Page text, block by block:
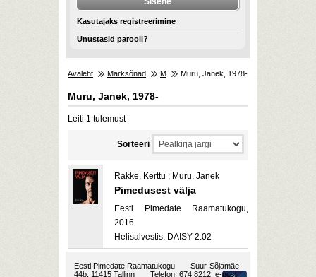
Kasutajaks registreerimine
Unustasid parooli?
Avaleht Märksõnad M Muru, Janek, 1978-
Muru, Janek, 1978-
Leiti 1 tulemust
Sorteeri
Rakke, Kerttu ; Muru, Janek
Pimedusest välja
Eesti Pimedate Raamatukogu,
2016
Helisalvestis, DAISY 2.02
Eesti Pimedate Raamatukogu
Suur-Sõjamäe
44b, 11415 Tallinn
Telefon: 674 8212, e-post: